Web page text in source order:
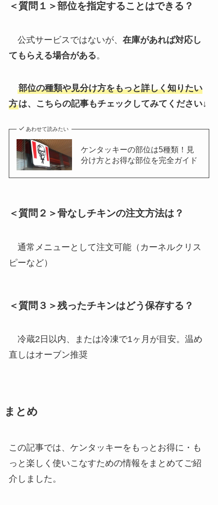
＜質問１＞部位を指定することはできる？
公式サービスではないが、 在庫があれば対応し
てもらえる場合がある。
部位の種類や見分け方をもっと詳しく知りたい
方は、こちらの記事もチェックしてみてください↓
あわせて読みたい
ケンタッキーの部位は5種類！見
分け方とお得な部位を完全ガイド
＜質問２＞骨なしチキンの注文方法は？
通常メニューとして注文可能（カーネルクリス
ピーなど）
＜質問３＞残ったチキンはどう保存する？
冷蔵2日以内、または冷凍で1ヶ月が目安。温め
直しはオーブン推奨
まとめ
この記事では、ケンタッキーをもっとお得に・も
っと楽しく使いこなすための情報をまとめてご紹
介しました。